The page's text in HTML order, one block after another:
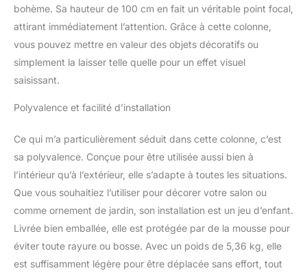
spéciaux en plein air
Spécificités : Design unique
un aspect original et
accrocheur
bohème. Sa hauteur de 100 cm en fait un véritable point focal,
attirant immédiatement l’attention. Grâce à cette colonne,
vous pouvez mettre en valeur des objets décoratifs ou
simplement la laisser telle quelle pour un effet visuel
saisissant.
Polyvalence et facilité d’installation
Ce qui m’a particulièrement séduit dans cette colonne, c’est
sa polyvalence. Conçue pour être utilisée aussi bien à
l’intérieur qu’à l’extérieur, elle s’adapte à toutes les situations.
Que vous souhaitiez l’utiliser pour décorer votre salon ou
comme ornement de jardin, son installation est un jeu d’enfant.
Livrée bien emballée, elle est protégée par de la mousse pour
éviter toute rayure ou bosse. Avec un poids de 5,36 kg, elle
est suffisamment légère pour être déplacée sans effort, tout